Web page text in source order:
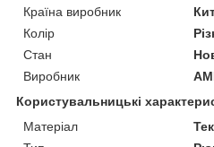
Країна виробник
Колір
Стан
Виробник
Користувальницькі
Матеріал